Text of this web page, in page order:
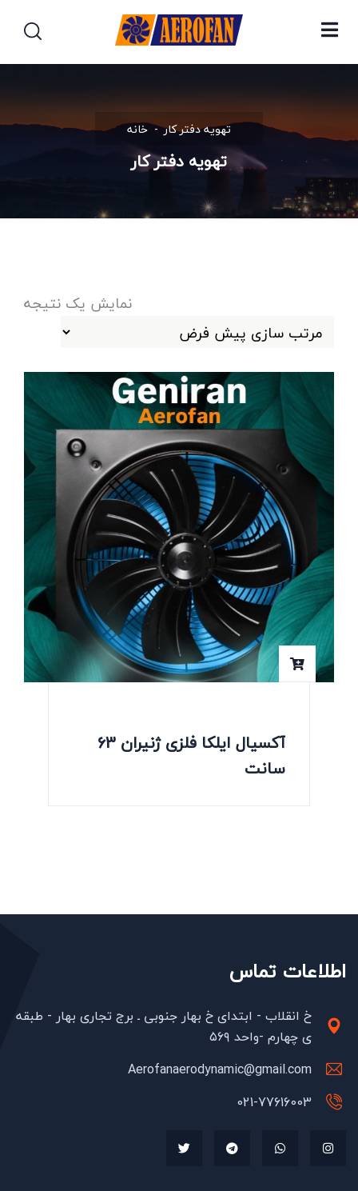
خانه تهویه دفتر کار
تهویه دفتر کار
نمایش یک نتیجه
آکسیال ایلکا فلزی ژنیران 63
سانت
اطلاعات تماس
خ انقلاب - ابتدای خ بهار جنوبی ـ برج تجاری بهار - طبقه
ی چهارم -واحد ۵۶۹
Aerofanaerodynamic@gmail.com
021-77616003